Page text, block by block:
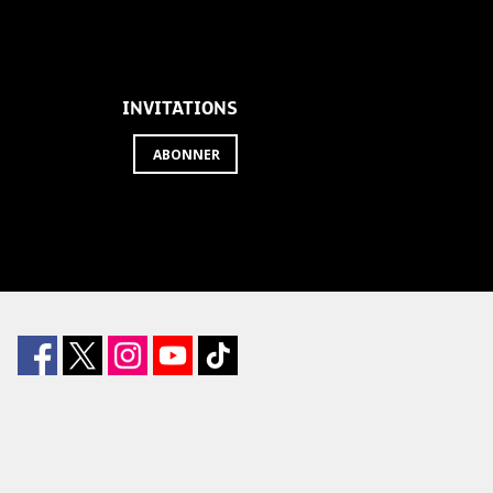
INVITATIONS
ABONNER